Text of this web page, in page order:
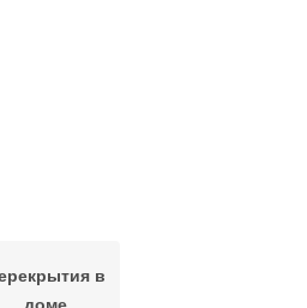
в
доме